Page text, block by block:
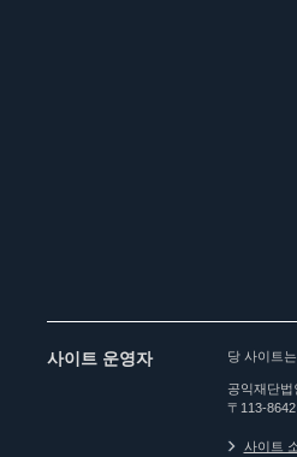
사이트 운영자 당 사이트
공익재단법
〒113-
사이트